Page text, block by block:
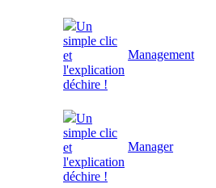
Un
simple clic
et
l'explication
déchire !
Management
Un
simple clic
et
l'explication
déchire !
Manager